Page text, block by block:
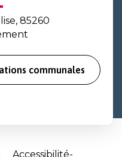
85260
communales
Accessibilité